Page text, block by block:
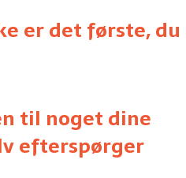
er det første, du
til noget dine
efterspørger